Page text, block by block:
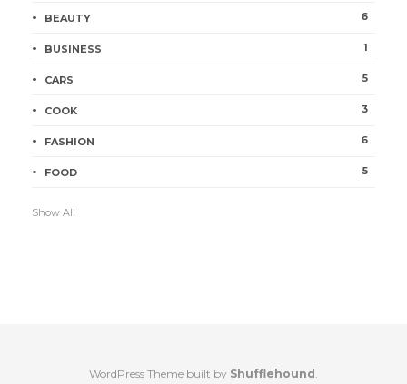
BEAUTY 6
BUSINESS 1
CARS 5
COOK 3
FASHION 6
FOOD 5
Show All
WordPress Theme built by Shufflehound .